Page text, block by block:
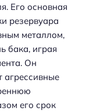
Его основная
резервуара
металлом,
бака, играя
Он
агрессивные
его срок